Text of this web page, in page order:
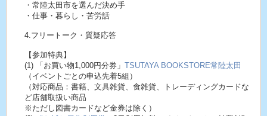
・常陸太田市を選んだ決め手
・仕事・暮らし・苦労話
4.フリートーク・質疑応答
【参加特典】
(1) 「お買い物1,000円分券」 TSUTAYA BOOKSTORE常陸太田
（イベントごとの申込先着5組）
（対応商品：書籍、文具雑貨、食雑貨、トレーディングカードな
ど店舗取扱い商品
※ただし図書カードなど金券は除く）